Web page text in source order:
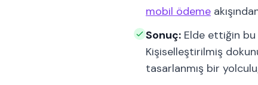
mobil ödeme
Sonuç: Elde ettiğin
Kişiselleştirilmiş
tasarlanmış bir